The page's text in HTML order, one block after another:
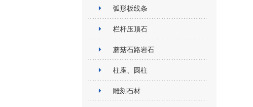
弧形板线条
栏杆压顶石
蘑菇石路岩石
柱座、圆柱
雕刻石材